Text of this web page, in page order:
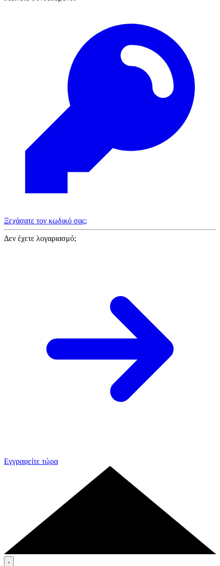
Ξεχάσατε τον κωδικό σας;
Δεν έχετε λογαριασμό;
Εγγραφείτε τώρα